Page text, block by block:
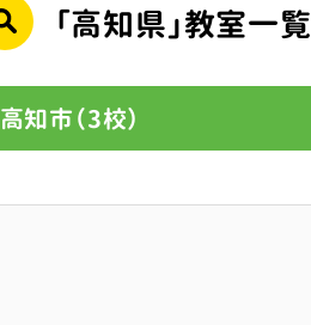
「高知県」教室一覧
高知市（3校）